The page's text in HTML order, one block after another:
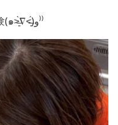
『プチオカリナ』の絵付け を体験(๑˃̶͈̀∇˂̶͈́)و⁾⁾